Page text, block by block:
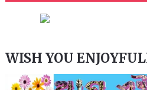
WISH YOU